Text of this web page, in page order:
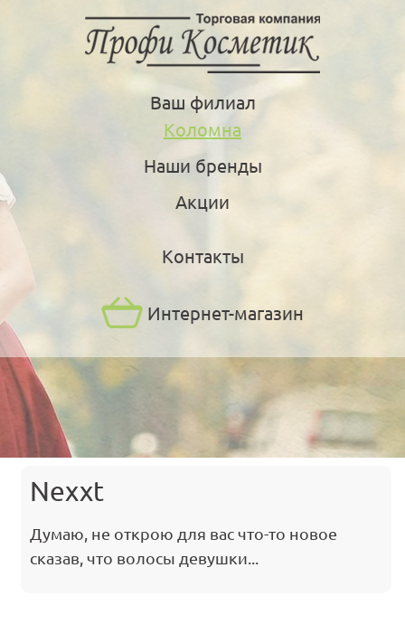
Ваш филиал
Коломна
Наши бренды
Акции
Контакты
Интернет-магазин
Nexxt
Думаю, не открою для вас что-то новое
сказав, что волосы девушки...